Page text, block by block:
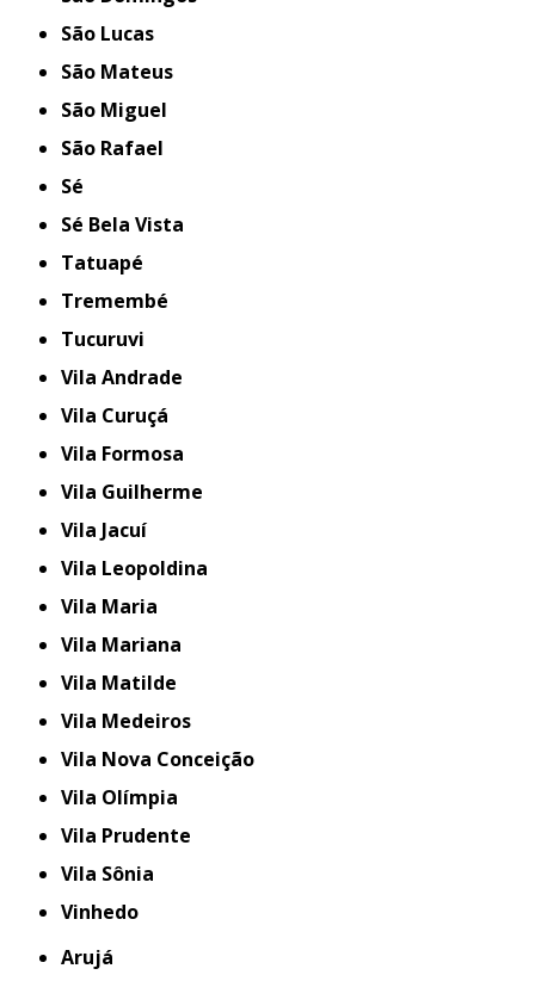
São Lucas
São Mateus
São Miguel
São Rafael
Sé
Sé Bela Vista
Tatuapé
Tremembé
Tucuruvi
Vila Andrade
Vila Curuçá
Vila Formosa
Vila Guilherme
Vila Jacuí
Vila Leopoldina
Vila Maria
Vila Mariana
Vila Matilde
Vila Medeiros
Vila Nova Conceição
Vila Olímpia
Vila Prudente
Vila Sônia
Vinhedo
Arujá